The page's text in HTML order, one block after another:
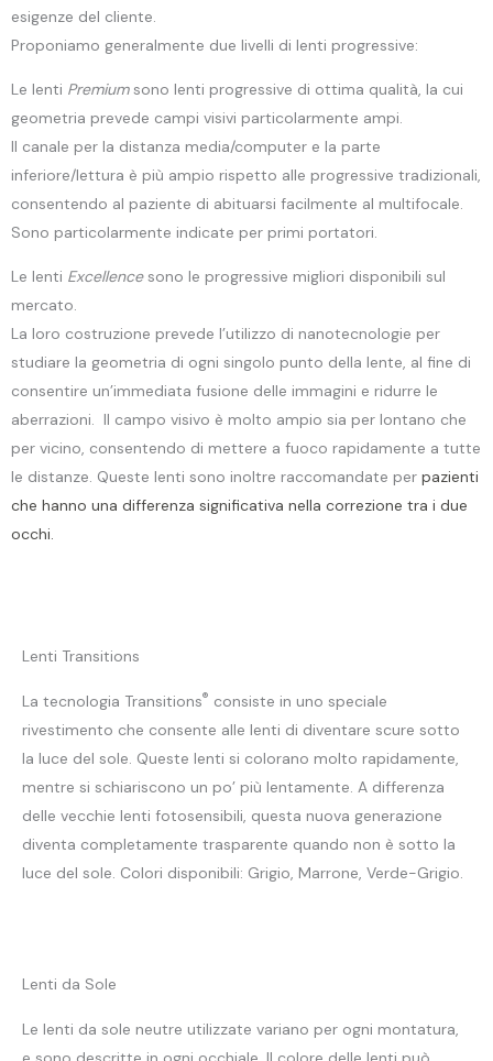
esigenze del cliente.
Proponiamo generalmente due livelli di lenti progressive:
Le lenti Premiumsono lenti progressive di ottima qualità, la cui
geometria prevede campi visivi particolarmente ampi.
Il canale per la distanza media/computer e la parte
inferiore/lettura è più ampio rispetto alle progressive tradizionali,
consentendo al paziente di abituarsi facilmente al multifocale.
Sono particolarmente indicate per primi portatori.
Le lenti Excellencesono le progressive migliori disponibili sul
mercato.
La loro costruzione prevede l’utilizzo di nanotecnologie per
studiare la geometria di ogni singolo punto della lente, al fine di
consentire un’immediata fusione delle immagini e ridurre le
aberrazioni. Il campo visivo è molto ampio sia per lontano che
per vicino, consentendo di mettere a fuoco rapidamente a tutte
le distanze. Queste lenti sono inoltre raccomandate per pazienti
che hanno una differenza significativa nella correzione tra i due
occhi.
Lenti Transitions
La tecnologia Transitions® consiste in uno speciale
rivestimento che consente alle lenti di diventare scure sotto
la luce del sole. Queste lenti si colorano molto rapidamente,
mentre si schiariscono un po’ più lentamente. A differenza
delle vecchie lenti fotosensibili, questa nuova generazione
diventa completamente trasparente quando non è sotto la
luce del sole. Colori disponibili: Grigio, Marrone, Verde-Grigio.
Lenti da Sole
Le lenti da sole neutre utilizzate variano per ogni montatura,